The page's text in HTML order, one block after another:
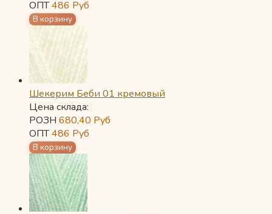
ОПТ486 Руб
Шекерим Беби 01 кремовый
Цена склада:
РОЗН 680,40 Руб
ОПТ486 Руб